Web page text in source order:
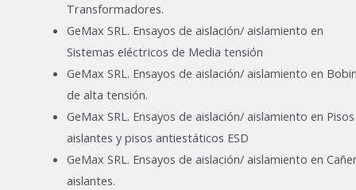
Transformadores.
GeMax SRL. Ensayos de aislación/ aislamiento en
Sistemas eléctricos de Media tensión
GeMax SRL. Ensayos de aislación/ aislamiento en
de alta tensión.
GeMax SRL. Ensayos de aislación/ aislamiento en Pisos
aislantes y pisos antiestáticos ESD
GeMax SRL. Ensayos de aislación/ aislamiento en
aislantes.